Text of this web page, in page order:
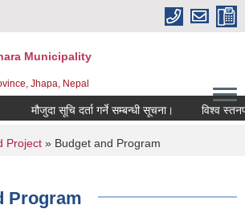
Municipality
Jhapa, Nepal
मौजुदा सूचि दर्ता गर्ने सम्बन्धी सूचना। विश्व
Project » Budget and Program
Program